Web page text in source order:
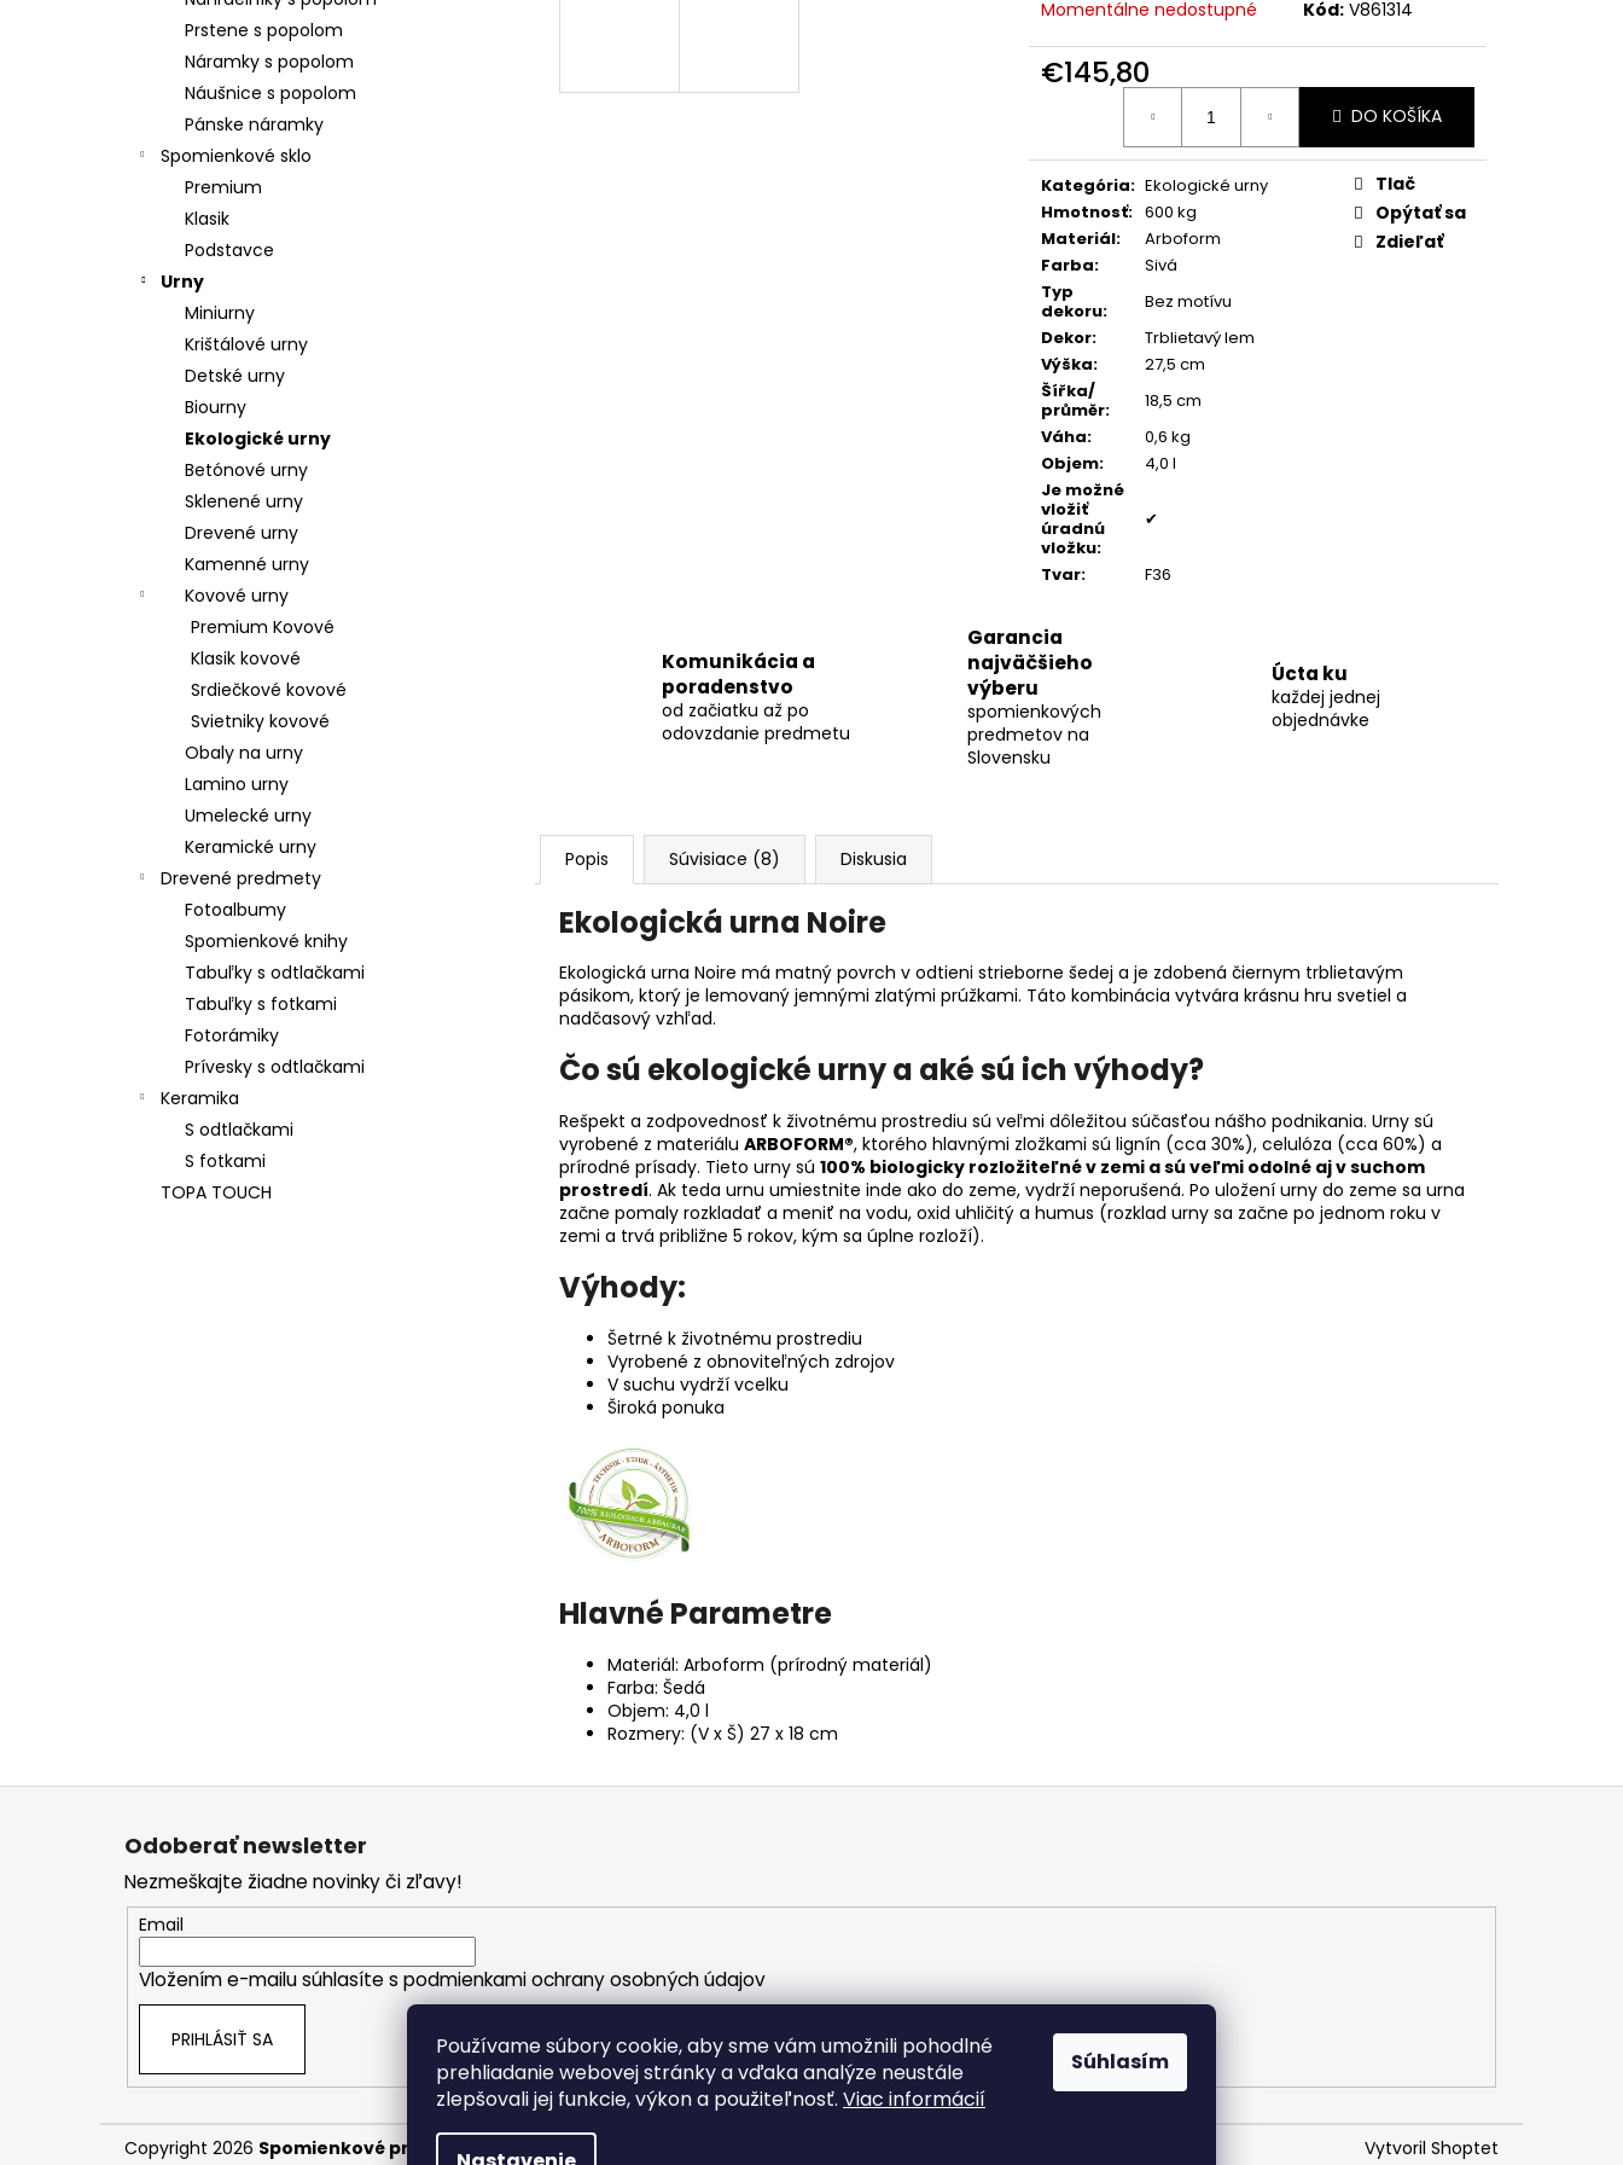
Používame súbory cookie, aby sme vám umožnili pohodlné
prehliadanie webovej stránky a vďaka analýze neustále
zlepšovali jej funkcie, výkon a použiteľnosť. Viac informácií
Súhlasím
Prstene s popolom
Náramky s popolom
Náušnice s popolom
Pánske náramky
Spomienkové sklo
Premium
Klasik
Podstavce
Urny
Miniurny
Krištálové urny
Detské urny
Biourny
Ekologické urny
Betónové urny
Sklenené urny
Drevené urny
Kamenné urny
Kovové urny
Premium Kovové
Klasik kovové
Srdiečkové kovové
Svietniky kovové
Obaly na urny
Lamino urny
Umelecké urny
Keramické urny
Drevené predmety
Fotoalbumy
Spomienkové knihy
Tabuľky s odtlačkami
Tabuľky s fotkami
Fotorámiky
Prívesky s odtlačkami
Keramika
S odtlačkami
S fotkami
TOPA TOUCH
Momentálne nedostupné Kód: V861314
€145,80
Jednotková
DO KOŠÍKA
Kategória: Ekologické urny
Hmotnosť: 600 kg
Materiál:
Arboform
Farba:
Sivá
Typ
dekoru:
Bez motívu
Dekor:
Trblietavý lem
Výška:
27,5 cm
Šířka/
průměr:
18,5 cm
Váha:
0,6 kg
Objem:
4,0 l
Je možné
vložiť
úradnú
vložku:
✔
Tvar: F36
Tlač
Opýtať sa
Zdieľať
Komunikácia a
poradenstvo
od začiatku až po
odovzdanie predmetu
Garancia
najväčšieho
výberu
spomienkových
predmetov na
Slovensku
Úcta ku
každej jednej
objednávke
Popis Súvisiace (8) Diskusia
Ekologická urna Noire
Ekologická urna Noire má matný povrch v odtieni strieborne šedej a je zdobená čiernym trblietavým
pásikom, ktorý je lemovaný jemnými zlatými prúžkami. Táto kombinácia vytvára krásnu hru svetiel a
nadčasový vzhľad.
Čo sú ekologické urny a aké sú ich výhody?
Rešpekt a zodpovednosť k životnému prostrediu sú veľmi dôležitou súčasťou nášho podnikania. Urny sú
vyrobené z materiálu ARBOFORM®, ktorého hlavnými zložkami sú lignín (cca 30%), celulóza (cca 60%) a
prírodné prísady. Tieto urny sú 100% biologicky rozložiteľné v zemi a sú veľmi odolné aj v suchom
prostredí. Ak teda urnu umiestnite inde ako do zeme, vydrží neporušená. Po uložení urny do zeme sa urna
začne pomaly rozkladať a meniť na vodu, oxid uhličitý a humus (rozklad urny sa začne po jednom roku v
zemi a trvá približne 5 rokov, kým sa úplne rozloží).
Výhody:
Šetrné k životnému prostrediu
Vyrobené z obnoviteľných zdrojov
V suchu vydrží vcelku
Široká ponuka
Hlavné Parametre
Materiál: Arboform (prírodný materiál)
Farba: Šedá
Objem: 4,0 l
Rozmery: (V x Š) 27 x 18 cm
POZLÁTENÝ PRSTEŇ PERLEŤ
POZLÁTENÝ PRSTEŇ MODRÝ ACHÁT
Z
Odoberať newsletter
Nezmeškajte žiadne novinky či zľavy!
Email
Vložením e-mailu súhlasíte spodmienkami ochrany osobných údajov
PRIHLÁSIŤ SA
Vytvoril Shoptet
Copyright 2026 Spomienkové predmety . Všetky práva vyhradené.